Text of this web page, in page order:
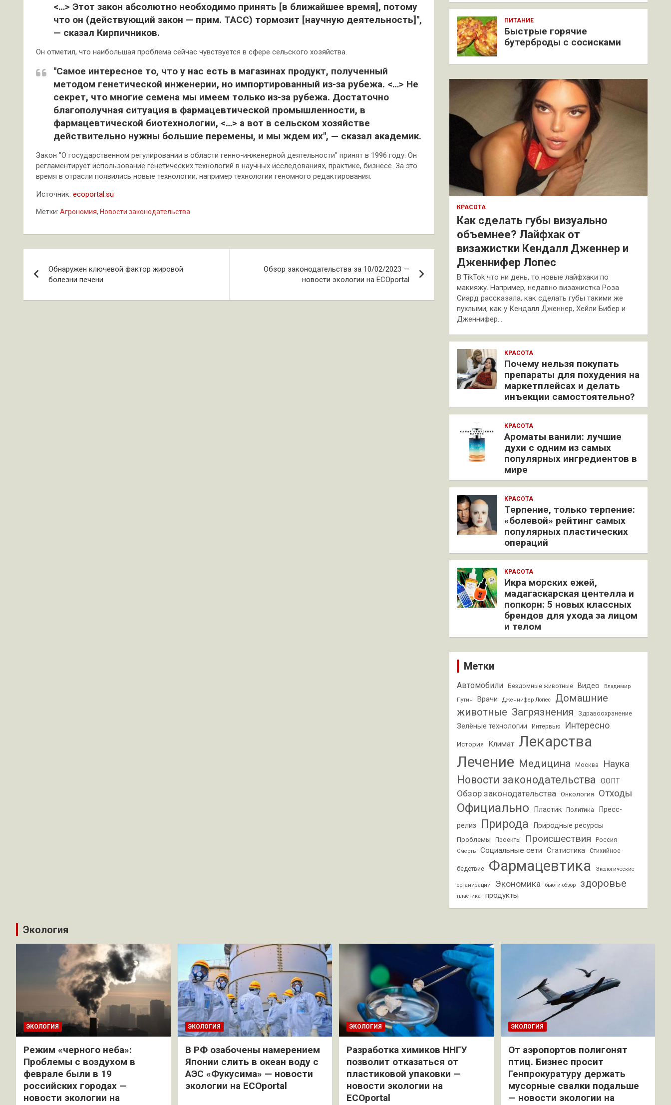
<…> Этот закон абсолютно необходимо принять [в ближайшее время], потому
что он (действующий закон — прим. ТАСС) тормозит [научную деятельность]",
— сказал Кирпичников.
Он отметил, что наибольшая проблема сейчас чувствуется в сфере сельского хозяйства.
"Самое интересное то, что у нас есть в магазинах продукт, полученный
методом генетической инженерии, но импортированный из-за рубежа. <…> Не
секрет, что многие семена мы имеем только из-за рубежа. Достаточно
благополучная ситуация в фармацевтической промышленности, в
фармацевтической биотехнологии, <…> а вот в сельском хозяйстве
действительно нужны большие перемены, и мы ждем их", — сказал академик.
Закон "О государственном регулировании в области генно-инженерной деятельности" принят в 1996 году. Он
регламентирует использование генетических технологий в научных исследованиях, практике, бизнесе. За это
время в отрасли появились новые технологии, например технологии геномного редактирования.
Источник: ecoportal.su
Метки: Агрономия, Новости законодательства
по
записям
Обнаружен ключевой фактор жировой
болезни печени
Обзор законодательства за 10/02/2023 —
новости экологии на ECOportal
ПИТАНИЕ
Быстрые горячие
бутерброды с сосисками
КРАСОТА
Как сделать губы визуально
объемнее? Лайфхак от
визажистки Кендалл Дженнер и
Дженнифер Лопес
В TikTok что ни день, то новые лайфхаки по
макияжу. Например, недавно визажистка Роза
Сиард рассказала, как сделать губы такими же
пухлыми, как у Кендалл Дженнер, Хейли Бибер и
Дженнифер…
КРАСОТА
Почему нельзя покупать
препараты для похудения на
маркетплейсах и делать
инъекции самостоятельно?
КРАСОТА
Ароматы ванили: лучшие
духи с одним из самых
популярных ингредиентов в
мире
КРАСОТА
Терпение, только терпение:
«болевой» рейтинг самых
популярных пластических
операций
КРАСОТА
Икра морских ежей,
мадагаскарская центелла и
попкорн: 5 новых классных
брендов для ухода за лицом
и телом
Метки
Автомобили Бездомные животные Видео Владимир
Путин Врачи Дженнифер Лопес
Домашние
животные Загрязнения Здравоохранение
Зелёные технологии Интервью Интересно
История Климат Лекарства
Лечение Медицина Москва Наука
Новости законодательства ООПТ
Обзор законодательства Онкология Отходы
Официально Пластик Политика
Пресс-
релиз
Природа Природные ресурсы
Проблемы Проекты Происшествия Россия
Смерть Социальные сети Статистика Стихийное
бедствие Фармацевтика Экологические
организации Экономика бьюти-обзор здоровье
пластика продукты
Экология
ЭКОЛОГИЯ
Режим «черного неба»:
Проблемы с воздухом в
феврале были в 19
российских городах —
новости экологии на
ЭКОЛОГИЯ
В РФ озабочены намерением
Японии слить в океан воду с
АЭС «Фукусима» — новости
экологии на ECOportal
ЭКОЛОГИЯ
Разработка химиков ННГУ
позволит отказаться от
пластиковой упаковки —
новости экологии на
ECOportal
ЭКОЛОГИЯ
От аэропортов полигонят
птиц. Бизнес просит
Генпрокуратуру держать
мусорные свалки подальше
— новости экологии на